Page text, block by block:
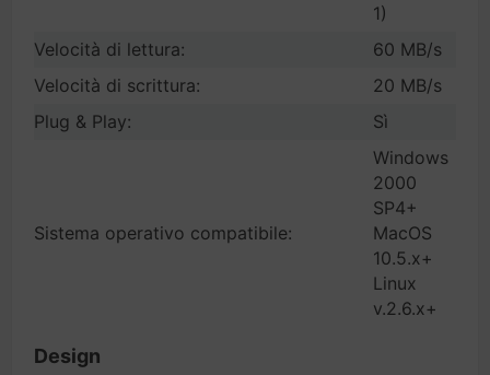
1)
Velocità di lettura:
60 MB/s
Velocità di scrittura:
20 MB/s
Plug & Play:
Sì
Sistema operativo compatibile:
Windows
2000
SP4+
MacOS
10.5.x+
Linux
v.2.6.x+
Design